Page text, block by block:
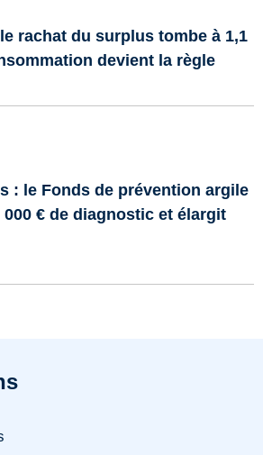
rachat du surplus tombe à 1,1
devient la règle
: le Fonds de prévention argile
000 € de diagnostic et élargit